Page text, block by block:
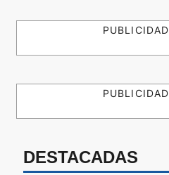
PUBLICIDAD
PUBLICIDAD
DESTACADAS